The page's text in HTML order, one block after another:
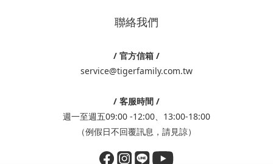
聯絡我們
/ 官方信箱 /
service@tigerfamily.com.tw
/ 客服時間 /
週一至週五09:00 -12:00、13:00-18:00
（例假日不回覆訊息，請見諒）